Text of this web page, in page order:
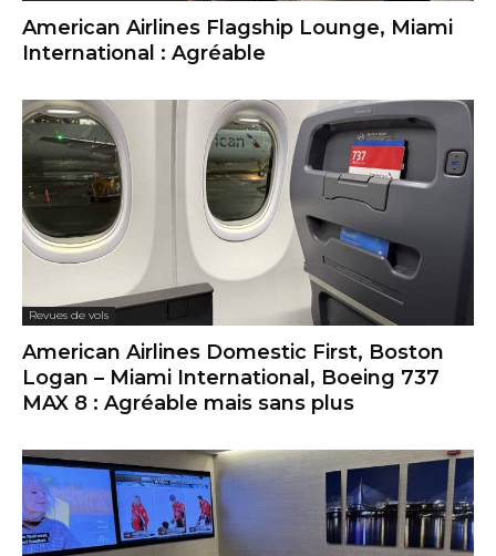
American Airlines Flagship Lounge, Miami
International : Agréable
Revues de vols
American Airlines Domestic First, Boston
Logan – Miami International, Boeing 737
MAX 8 : Agréable mais sans plus